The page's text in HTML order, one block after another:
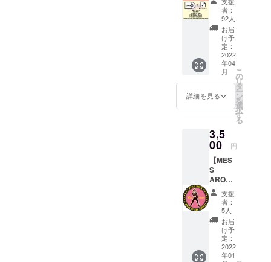
ん、お
気持ち
で構い
ませ
ん。
rdanBA
ND」
ハッ
シー
(Gale
Boettic
her、
over
head
kick
hatch)
キャッ
プ(Two
layers
of
paint)
レオ
(Nobod
Celebra
tes My
Birthda
DON
5】 収
録アー
ティス
ト:SNA
TCH/St.
ELMO’S
FIRE/T
WORLD
PEACE/
Two
layers
paint/T
HE
SLEEPI
NG
AIDES
&
RAZOR
BLADE
PIGSTY
を支援
するバ
ンド達
による
者：
92人
お届
け予
定：
2022
年04
月
詳細を見る
こ
の
リ
タ
ー
ン
を
選
択
す
る
3,5
00 円
【MES
S
AROUN
D×PIGS
TYコラ
ボ
POSITI
VE腕
章】 札
幌の
ロック
支援
者：
5人
お届
け予
定：
2022
年01